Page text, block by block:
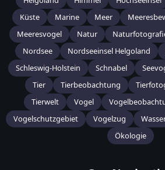
Küste
Marine Meer
Meeresvogel
Natur
Nordsee
Nordseeinsel Helgoland
Schleswig-Holstein
Schnabel
Tier
Tierbeobachtung
Tierwelt
Vogel
Vogelschutzgebiet
Vogelzug
Ökologie